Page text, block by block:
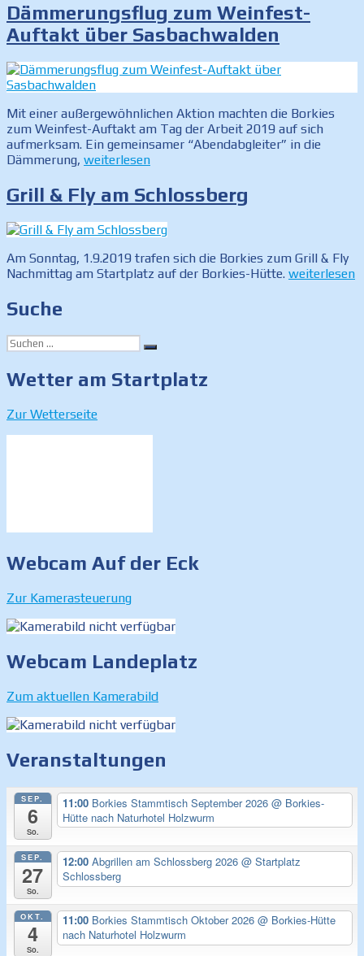
Dämmerungsflug zum Weinfest-
Auftakt über Sasbachwalden
Mit einer außergewöhnlichen Aktion machten die Borkies
zum Weinfest-Auftakt am Tag der Arbeit 2019 auf sich
aufmerksam. Ein gemeinsamer “Abendabgleiter” in die
Dämmerung, „Dämmerungsflug
Weinfest-
Auftakt
über
Sasbachwalden“
weiterlesen
Grill & Fly am Schlossberg
Am Sonntag, 1.9.2019 trafen sich die Borkies zum Grill & Fly
Nachmittag am Startplatz auf der Borkies-Hütte. „Grill
weiterlesen
Suche
Suchen
Suchen
Wetter am Startplatz
Zur Wetterseite
Webcam Auf der Eck
Zur Kamerasteuerung
Webcam Landeplatz
Zum aktuellen Kamerabild
Veranstaltungen
SEP.
6
So.
11:00 Borkies Stammtisch September 2026 @ Borkies-
Hütte nach Naturhotel Holzwurm
SEP.
27
So.
12:00 Abgrillen am Schlossberg 2026 @ Startplatz
Schlossberg
OKT.
4
So.
11:00 Borkies Stammtisch Oktober 2026 @ Borkies-Hütte
nach Naturhotel Holzwurm